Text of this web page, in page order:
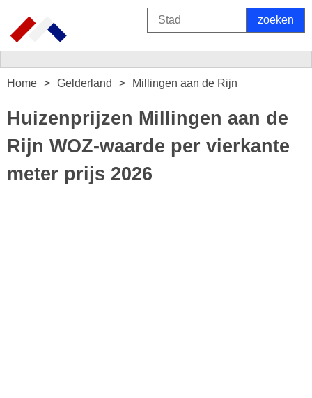
Home Gelderland Millingen aan de Rijn
Huizenprijzen Millingen aan de
Rijn WOZ-waarde per vierkante
meter prijs 2026